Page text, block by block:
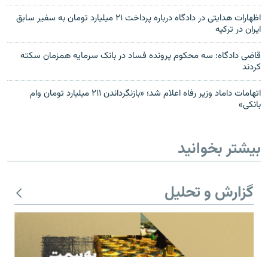
اظهارات هدایتی در دادگاه درباره پرداخت ۲۱ میلیارد تومان به سفیر سابق
ایران در ترکیه
قاضی دادگاه: سه محکوم پرونده فساد در بانک سرمایه همزمان سکته
کردند
اتهامات داماد وزیر رفاه اعلام شد؛ «بازنگرداندن ۲۱۱ میلیارد تومان وام
بانکی»
بیشتر بخوانید
گزارش و تحلیل